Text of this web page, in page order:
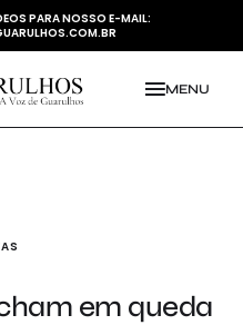
PARA NOSSO E-MAIL:
MENU
em queda